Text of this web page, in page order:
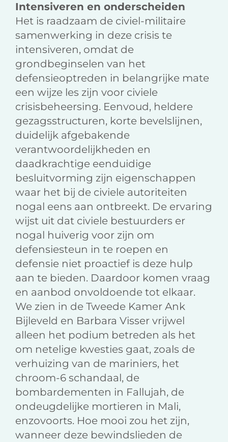
Intensiveren en onderscheiden
Het is raadzaam de civiel-militaire
samenwerking in deze crisis te
intensiveren, omdat de
grondbeginselen van het
defensieoptreden in belangrijke mate
een wijze les zijn voor civiele
crisisbeheersing. Eenvoud, heldere
gezagsstructuren, korte bevelslijnen,
duidelijk afgebakende
verantwoordelijkheden en
daadkrachtige eenduidige
besluitvorming zijn eigenschappen
waar het bij de civiele autoriteiten
nogal eens aan ontbreekt. De ervaring
wijst uit dat civiele bestuurders er
nogal huiverig voor zijn om
defensiesteun in te roepen en
defensie niet proactief is deze hulp
aan te bieden. Daardoor komen vraag
en aanbod onvoldoende tot elkaar.
We zien in de Tweede Kamer Ank
Bijleveld en Barbara Visser vrijwel
alleen het podium betreden als het
om netelige kwesties gaat, zoals de
verhuizing van de mariniers, het
chroom-6 schandaal, de
bombardementen in Fallujah, de
ondeugdelijke mortieren in Mali,
enzovoorts. Hoe mooi zou het zijn,
wanneer deze bewindslieden de